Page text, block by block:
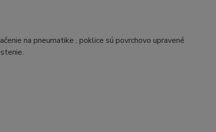
na pneumatike , poklice sú povrchovo upravené